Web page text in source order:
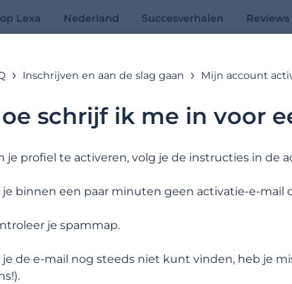
Lexa Nederland Succesverhalen Reviews
Inschrijven en aan de slag gaan Mijn account
schrijf ik me in voor
je profiel te activeren, volg je de instructies in de
je binnen een paar minuten geen activatie-e-mail
je spammap.
je de e-mail nog steeds niet kunt vinden, heb je